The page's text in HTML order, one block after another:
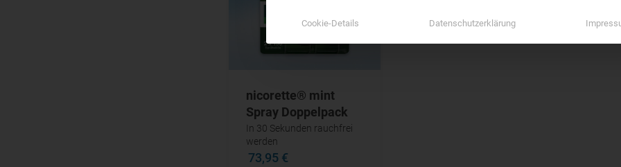
nicorette® mint
Spray Doppelpack
In 30 Sekunden rauchfrei
werden
73,95 €
Cookie-Details Datenschutzerklärung